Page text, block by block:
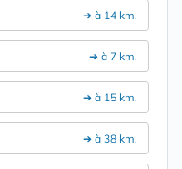
➔ à 14 km.
➔ à 7 km.
➔ à 15 km.
➔ à 38 km.